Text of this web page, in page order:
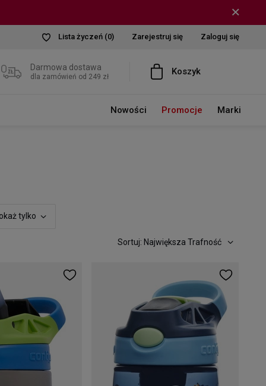
Lista życzeń (0) Zarejestruj się Zaloguj się
Darmowa dostawa
dla zamówień od 249 zł Koszyk
Nowości Promocje Marki
tylko
Sortuj: Największa Trafność